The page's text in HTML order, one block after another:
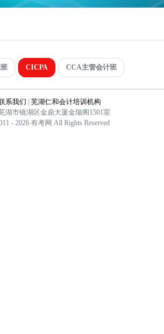
CICPA CCA主管会计班
系我们 | 芜湖仁和会计培训机构
湖市镜湖区金鼎大厦金瑞阁1501室
- 2026 有考网 All Rights Reserved